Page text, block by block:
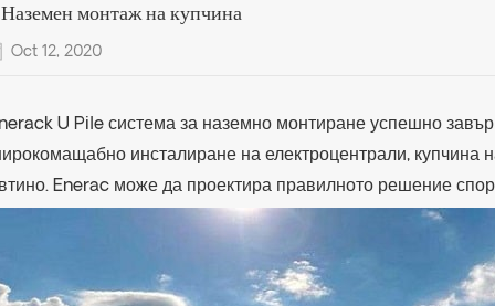
монтаж на купчина
Oct 12, 2020
U Pile система за наземно монтиране успешно
инсталиране на електроцентрали, купчина
Enerac може да проектира правилното решение